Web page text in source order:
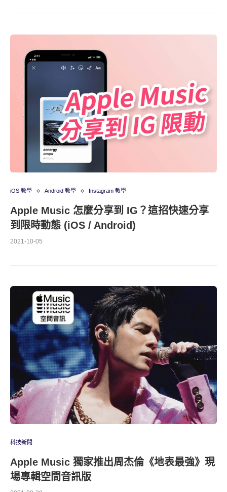
iOS 教學 Android 教學 Instagram 教學
Apple Music 怎麼分享到 IG？這招快速分享
到限時動態 (iOS / Android)
2021-10-05
科技新聞
Apple Music 獨家推出周杰倫《地表最強》現
場專輯空間音訊版